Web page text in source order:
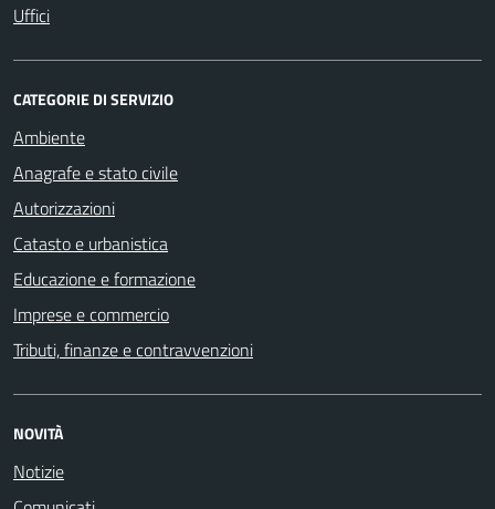
Uffici
CATEGORIE DI SERVIZIO
Ambiente
Anagrafe e stato civile
Autorizzazioni
Catasto e urbanistica
Educazione e formazione
Imprese e commercio
Tributi, finanze e contravvenzioni
NOVITÀ
Notizie